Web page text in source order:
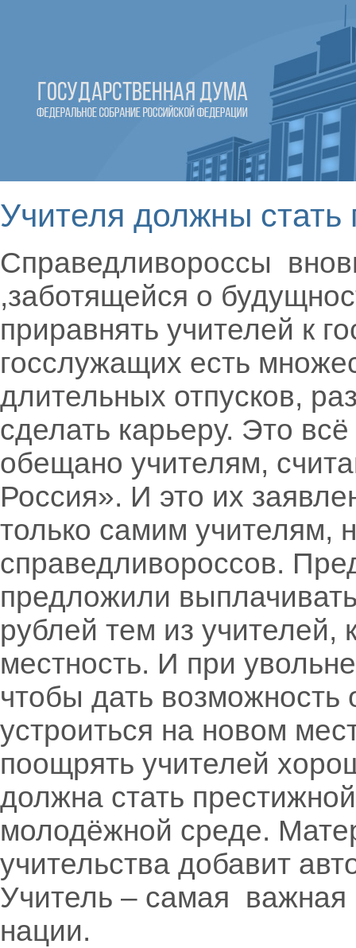
Учителя должны
Справедливороссы
,заботящейся о
приравнять учителей к
госслужащих есть
длительных отпусков,
сделать карьеру. Это
обещано учителям,
Россия». И это их
только самим учителям,
справедливороссов.
предложили
рублей тем из учителей,
местность. И при
чтобы дать возможность
устроиться на новом
поощрять учителей
должна стать
молодёжной среде.
учительства добавит
Учитель – самая
нации.